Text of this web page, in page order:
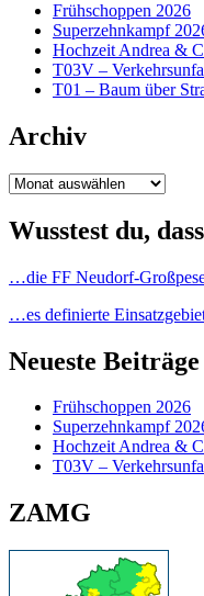
Frühschoppen 2026
Superzehnkampf
Hochzeit Andrea &
T03V –
T01 – Baum über
Archiv
Archiv
Wusstest du,
…die FF Neudorf-
…es definierte
Neueste Beiträge
Frühschoppen 2026
Superzehnkampf
Hochzeit Andrea &
T03V –
ZAMG